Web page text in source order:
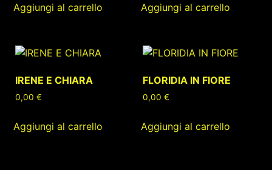
Aggiungi al carrello Aggiungi al carrello
IRENE E CHIARA
0,00€
Aggiungi al carrello
FLORIDIA IN FIORE
0,00€
Aggiungi al carrello